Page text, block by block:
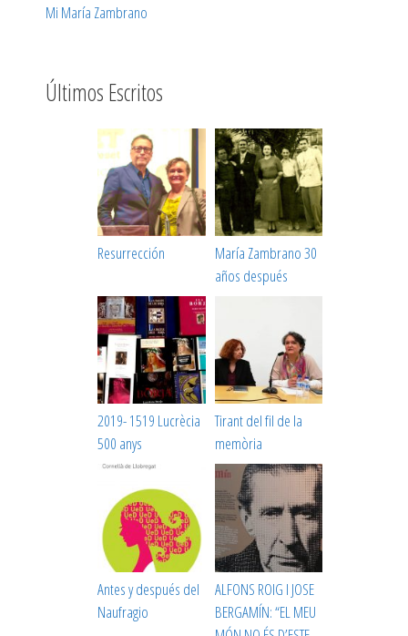
Mi María Zambrano
Últimos Escritos
Resurrección
María Zambrano 30
años después
2019- 1519 Lucrècia
500 anys
Tirant del fil de la
memòria
Antes y después del
Naufragio
ALFONS ROIG I JOSE
BERGAMÍN: “EL MEU